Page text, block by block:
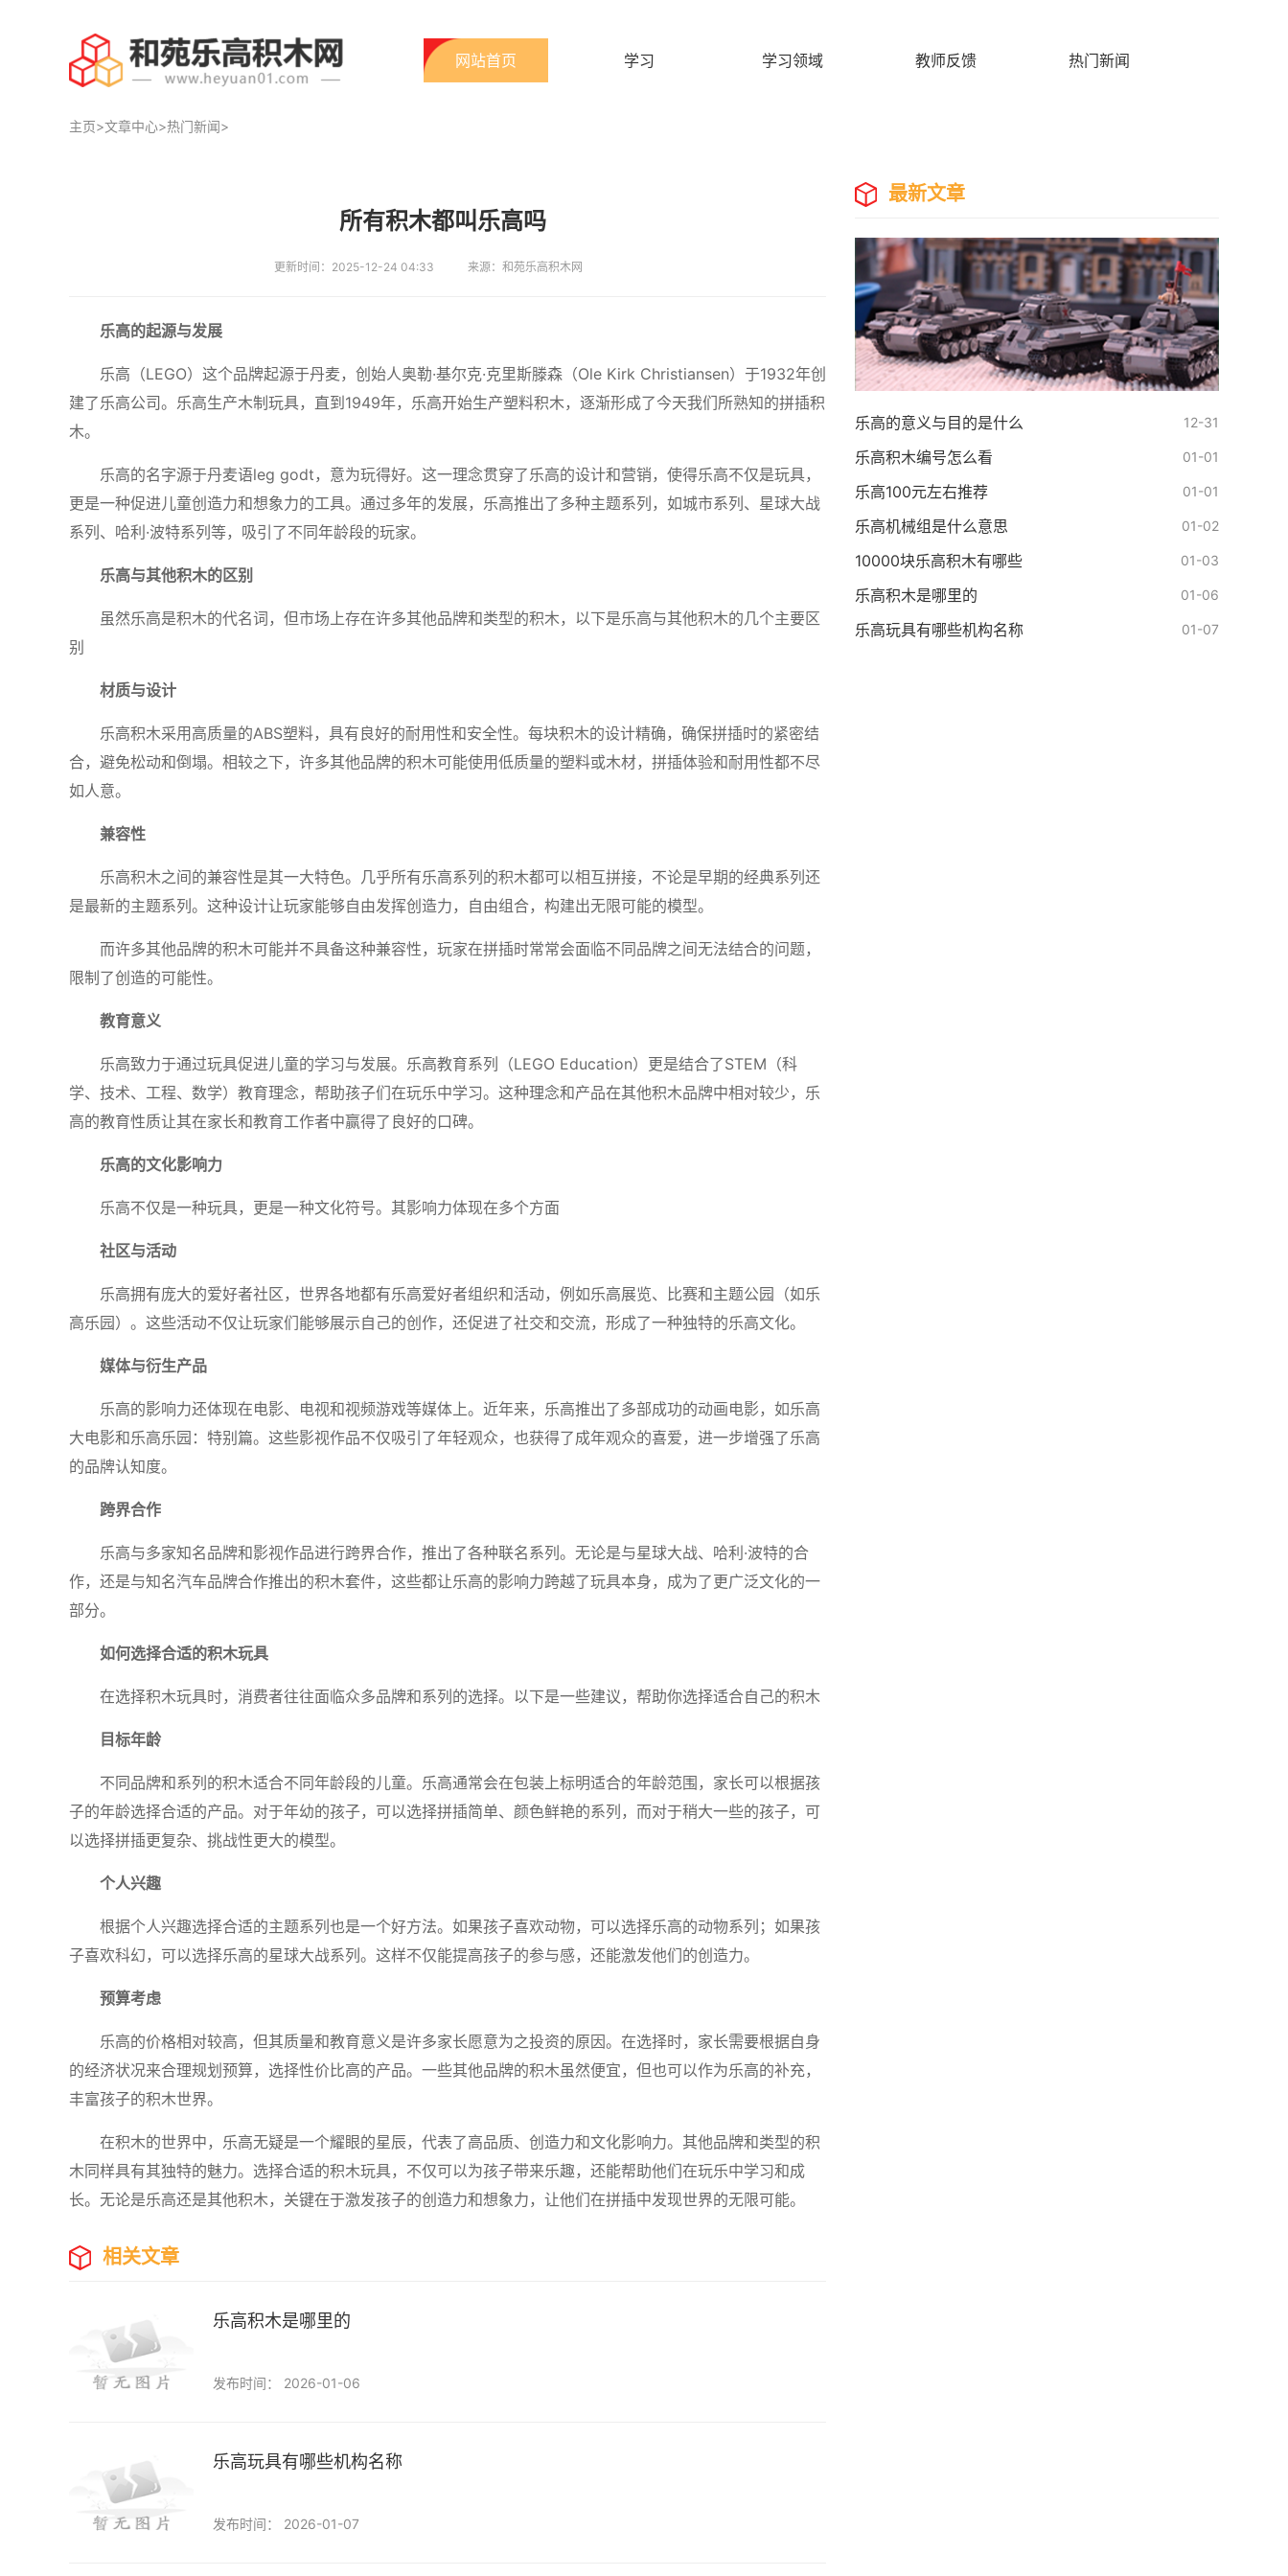
网站首页 学习 学习领域 教师反馈 热门新闻
主页>文章中心>热门新闻>
所有积木都叫乐高吗
更新时间：2025-12-24 04:33 来源：和苑乐高积木网
乐高的起源与发展
乐高（LEGO）这个品牌起源于丹麦，创始人奥勒·基尔克·克里斯滕森（Ole Kirk Christiansen）于1932年创
建了乐高公司。乐高生产木制玩具，直到1949年，乐高开始生产塑料积木，逐渐形成了今天我们所熟知的拼插积
木。
乐高的名字源于丹麦语leg godt，意为玩得好。这一理念贯穿了乐高的设计和营销，使得乐高不仅是玩具，
更是一种促进儿童创造力和想象力的工具。通过多年的发展，乐高推出了多种主题系列，如城市系列、星球大战
系列、哈利·波特系列等，吸引了不同年龄段的玩家。
乐高与其他积木的区别
虽然乐高是积木的代名词，但市场上存在许多其他品牌和类型的积木，以下是乐高与其他积木的几个主要区
别
材质与设计
乐高积木采用高质量的ABS塑料，具有良好的耐用性和安全性。每块积木的设计精确，确保拼插时的紧密结
合，避免松动和倒塌。相较之下，许多其他品牌的积木可能使用低质量的塑料或木材，拼插体验和耐用性都不尽
如人意。
兼容性
乐高积木之间的兼容性是其一大特色。几乎所有乐高系列的积木都可以相互拼接，不论是早期的经典系列还
是最新的主题系列。这种设计让玩家能够自由发挥创造力，自由组合，构建出无限可能的模型。
而许多其他品牌的积木可能并不具备这种兼容性，玩家在拼插时常常会面临不同品牌之间无法结合的问题，
限制了创造的可能性。
教育意义
乐高致力于通过玩具促进儿童的学习与发展。乐高教育系列（LEGO Education）更是结合了STEM（科
学、技术、工程、数学）教育理念，帮助孩子们在玩乐中学习。这种理念和产品在其他积木品牌中相对较少，乐
高的教育性质让其在家长和教育工作者中赢得了良好的口碑。
乐高的文化影响力
乐高不仅是一种玩具，更是一种文化符号。其影响力体现在多个方面
社区与活动
乐高拥有庞大的爱好者社区，世界各地都有乐高爱好者组织和活动，例如乐高展览、比赛和主题公园（如乐
高乐园）。这些活动不仅让玩家们能够展示自己的创作，还促进了社交和交流，形成了一种独特的乐高文化。
媒体与衍生产品
乐高的影响力还体现在电影、电视和视频游戏等媒体上。近年来，乐高推出了多部成功的动画电影，如乐高
大电影和乐高乐园：特别篇。这些影视作品不仅吸引了年轻观众，也获得了成年观众的喜爱，进一步增强了乐高
的品牌认知度。
跨界合作
乐高与多家知名品牌和影视作品进行跨界合作，推出了各种联名系列。无论是与星球大战、哈利·波特的合
作，还是与知名汽车品牌合作推出的积木套件，这些都让乐高的影响力跨越了玩具本身，成为了更广泛文化的一
部分。
如何选择合适的积木玩具
在选择积木玩具时，消费者往往面临众多品牌和系列的选择。以下是一些建议，帮助你选择适合自己的积木
目标年龄
不同品牌和系列的积木适合不同年龄段的儿童。乐高通常会在包装上标明适合的年龄范围，家长可以根据孩
子的年龄选择合适的产品。对于年幼的孩子，可以选择拼插简单、颜色鲜艳的系列，而对于稍大一些的孩子，可
以选择拼插更复杂、挑战性更大的模型。
个人兴趣
根据个人兴趣选择合适的主题系列也是一个好方法。如果孩子喜欢动物，可以选择乐高的动物系列；如果孩
子喜欢科幻，可以选择乐高的星球大战系列。这样不仅能提高孩子的参与感，还能激发他们的创造力。
预算考虑
乐高的价格相对较高，但其质量和教育意义是许多家长愿意为之投资的原因。在选择时，家长需要根据自身
的经济状况来合理规划预算，选择性价比高的产品。一些其他品牌的积木虽然便宜，但也可以作为乐高的补充，
丰富孩子的积木世界。
在积木的世界中，乐高无疑是一个耀眼的星辰，代表了高品质、创造力和文化影响力。其他品牌和类型的积
木同样具有其独特的魅力。选择合适的积木玩具，不仅可以为孩子带来乐趣，还能帮助他们在玩乐中学习和成
长。无论是乐高还是其他积木，关键在于激发孩子的创造力和想象力，让他们在拼插中发现世界的无限可能。
相关文章
乐高积木是哪里的
发布时间： 2026-01-06
乐高玩具有哪些机构名称
发布时间： 2026-01-07
最新文章
乐高的意义与目的是什么 12-31
乐高积木编号怎么看 01-01
乐高100元左右推荐 01-01
乐高机械组是什么意思 01-02
10000块乐高积木有哪些 01-03
乐高积木是哪里的 01-06
乐高玩具有哪些机构名称 01-07